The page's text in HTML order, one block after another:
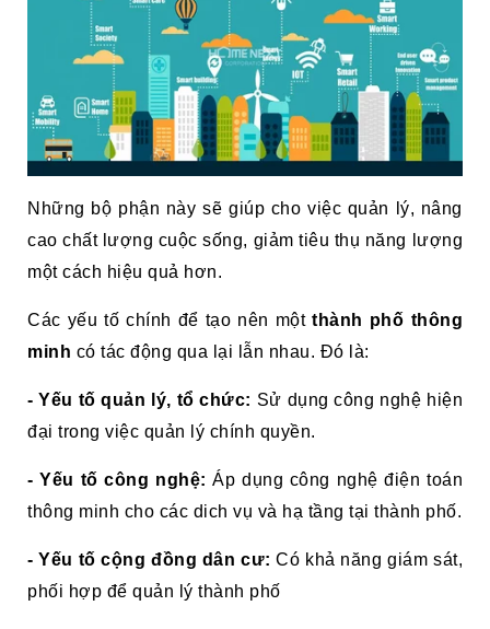
Những bộ phận này sẽ giúp cho việc quản lý, nâng
cao chất lượng cuộc sống, giảm tiêu thụ năng lượng
một cách hiệu quả hơn.
Các yếu tố chính để tạo nên mộtthành phố thông
minh có tác động qua lại lẫn nhau. Đó là:
- Yếu tố quản lý, tổ chức: Sử dụng công nghệ hiện
đại trong việc quản lý chính quyền.
- Yếu tố công nghệ:Áp dụng công nghệ điện toán
thông minh cho các dich vụ và hạ tầng tại thành phố.
- Yếu tố cộng đồng dân cư: Có khả năng giám sát,
phối hợp để quản lý thành phố